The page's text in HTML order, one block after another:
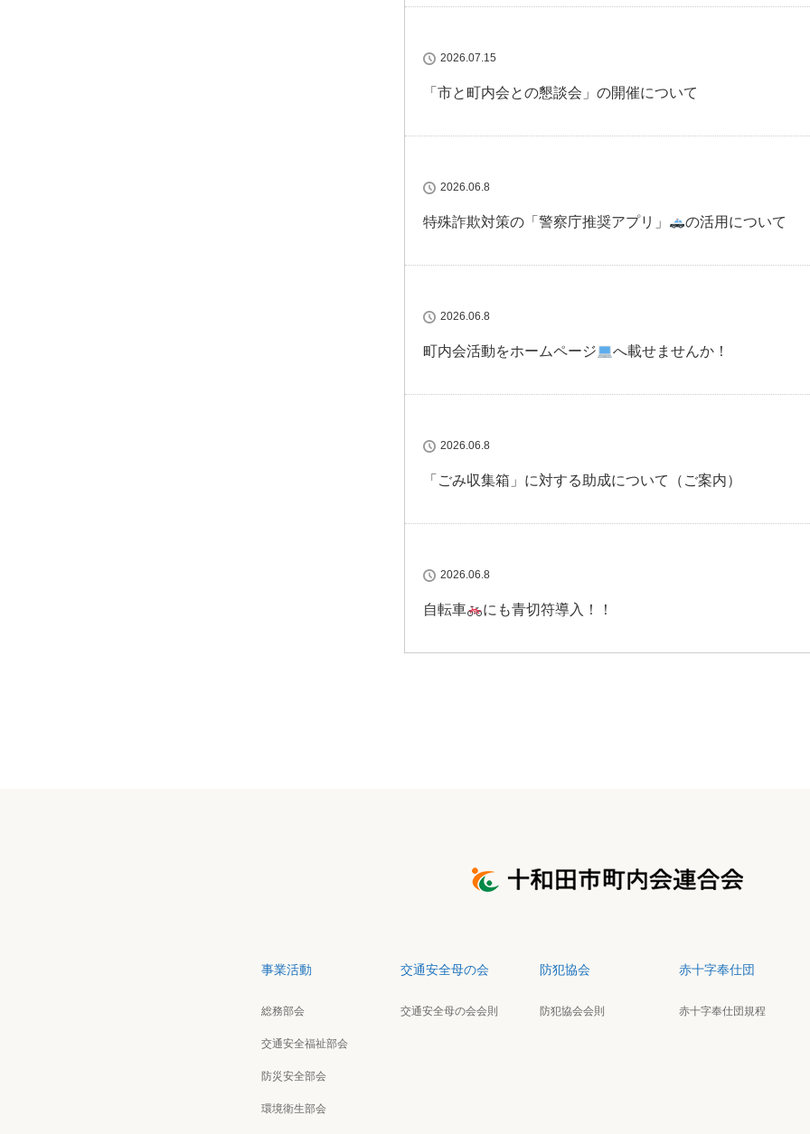
2026.07.15
「市と町内会との懇談会」の開催について
2026.06.8
特殊詐欺対策の「警察庁推奨アプリ」 の活用について
2026.06.8
町内会活動をホームページ へ載せませんか！
2026.06.8
「ごみ収集箱」に対する助成について（ご案内）
2026.06.8
自転車 にも青切符導入！！
事業活動
総務部会
交通安全福祉部会
防災安全部会
環境衛生部会
交通安全母の会
交通安全母の会会則
防犯協会
防犯協会会則
赤十字奉仕団
赤十字奉仕団規程